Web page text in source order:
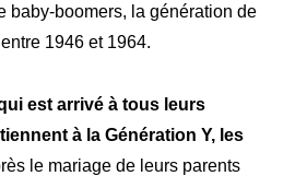
baby-boomers, la génération de
1946 et 1964.
est arrivé à tous leurs
à la Génération Y, les
le mariage de leurs parents